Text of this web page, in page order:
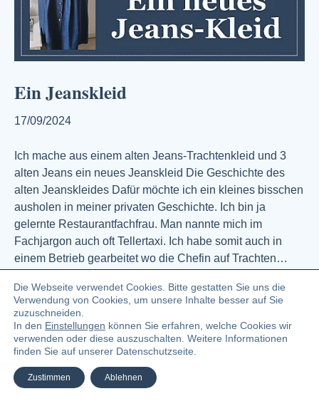
Ein Jeanskleid
17/09/2024
Ich mache aus einem alten Jeans-Trachtenkleid und 3
alten Jeans ein neues Jeanskleid Die Geschichte des
alten Jeanskleides Dafür möchte ich ein kleines bisschen
ausholen in meiner privaten Geschichte. Ich bin ja
gelernte Restaurantfachfrau. Man nannte mich im
Fachjargon auch oft Tellertaxi. Ich habe somit auch in
einem Betrieb gearbeitet wo die Chefin auf Trachten…
Weiterlesen
© 2023 Angelika Zündel Bloggerin und Buchautorin
Die Webseite verwendet Cookies. Bitte gestatten Sie uns die
Verwendung von Cookies, um unsere Inhalte besser auf Sie
zuzuschneiden.
In den Einstellungen können Sie erfahren, welche Cookies wir
verwenden oder diese auszuschalten. Weitere Informationen
finden Sie auf unserer Datenschutzseite.
Zustimmen Ablehnen